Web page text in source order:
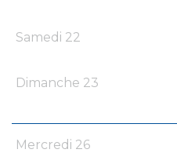
Samedi 22
Dimanche 23
Mercredi 26